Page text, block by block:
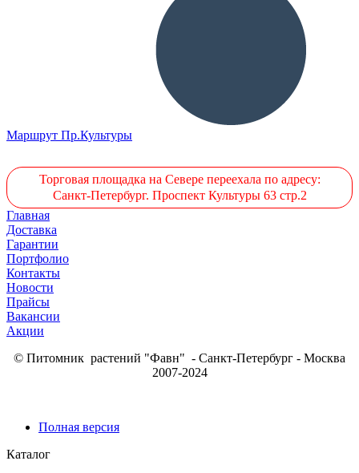
Маршрут Пр.Культуры
Торговая площадка на Севере переехала по адресу:
Санкт-Петербург. Проспект Культуры 63 стр.2
Главная
Доставка
Гарантии
Портфолио
Контакты
Новости
Прайсы
Вакансии
Акции
© Питомник растений "Фавн" - Санкт-Петербург - Москва
2007-2024
Полная версия
Каталог